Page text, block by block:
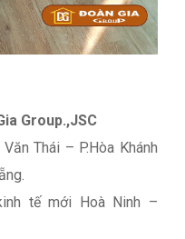
Group.,JSC
Thái – P.Hòa Khánh
tế mới Hoà Ninh –